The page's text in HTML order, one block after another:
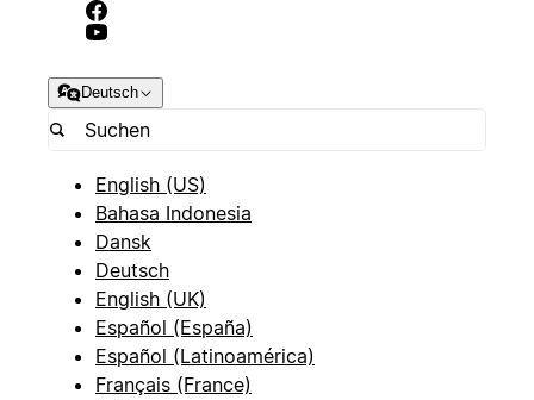
Deutsch
English (US)
Bahasa Indonesia
Dansk
Deutsch
English (UK)
Español (España)
Español (Latinoamérica)
Français (France)